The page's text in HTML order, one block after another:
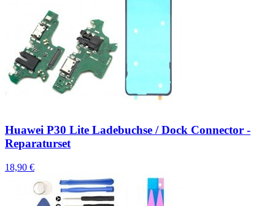
Huawei P30 Lite Ladebuchse / Dock Connector -
Reparaturset
18,90 €